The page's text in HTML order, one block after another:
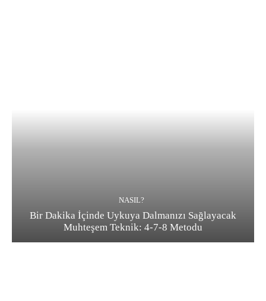
NASIL?
Bir Dakika İçinde Uykuya Dalmanızı Sağlayacak
Muhteşem Teknik: 4-7-8 Metodu